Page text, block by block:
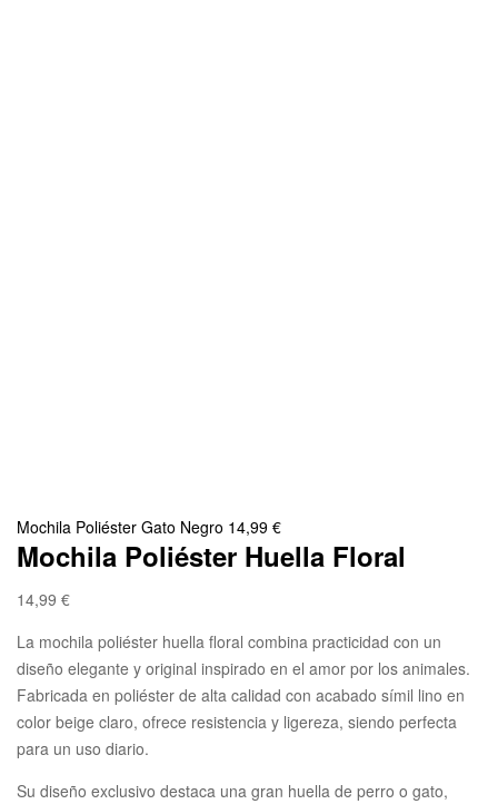
Mochila Poliéster Gato Negro 14,99 €
Mochila Poliéster Huella Floral
14,99 €
La mochila poliéster huella floral combina practicidad con un
diseño elegante y original inspirado en el amor por los animales.
Fabricada en poliéster de alta calidad con acabado símil lino en
color beige claro, ofrece resistencia y ligereza, siendo perfecta
para un uso diario.
Su diseño exclusivo destaca una gran huella de perro o gato,